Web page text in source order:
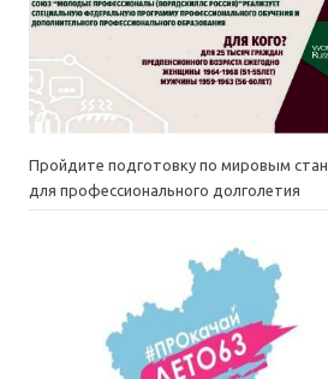
Пройдите подготовку по мировым
для профессионального долголетия